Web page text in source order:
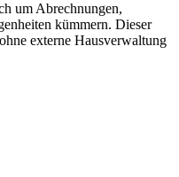
um Abrechnungen,
kümmern. Dieser
externe Hausverwaltung